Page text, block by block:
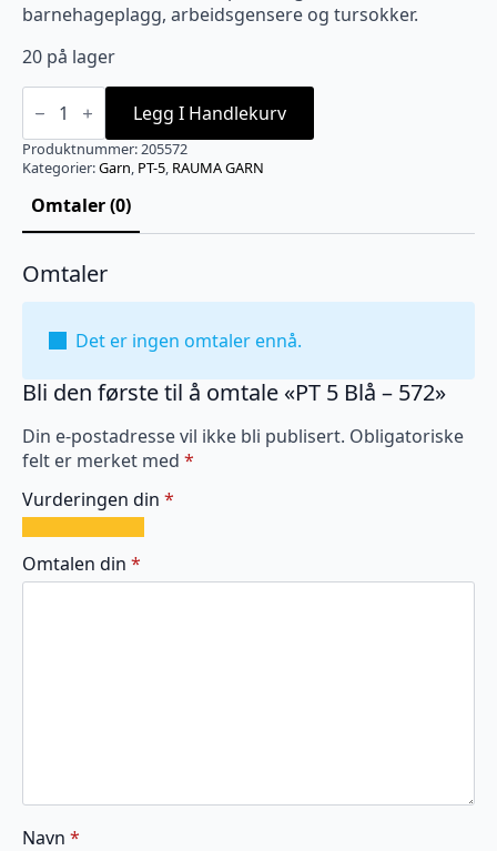
barnehageplagg, arbeidsgensere og tursokker.
20 på lager
PT
-
572
antall
Legg I Handlekurv
Produktnummer:205572
Kategorier:Garn, PT-5, RAUMA GARN
Omtaler (0)
Omtaler
Det er ingen omtaler ennå.
Bli den første til å omtale «PT 5 Blå – 572»
Din e-postadresse vil ikke bli publisert. Obligatoriske
felt er merket med *
Vurderingen din *
av
5
av
5
av
5
av
5
av
5
Omtalen din *
Navn *